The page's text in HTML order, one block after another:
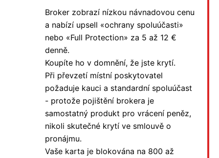
Broker zobrazí nízkou návnadovou cenu
a nabízí upsell «ochrany spoluúčasti»
nebo «Full Protection» za 5 až 12 €
denně.
Koupíte ho v domnění, že jste krytí.
Při převzetí místní poskytovatel
požaduje kauci a standardní spoluúčast
- protože pojištění brokera je
samostatný produkt pro vrácení peněz,
nikoli skutečné krytí ve smlouvě o
pronájmu.
Vaše karta je blokována na 800 až